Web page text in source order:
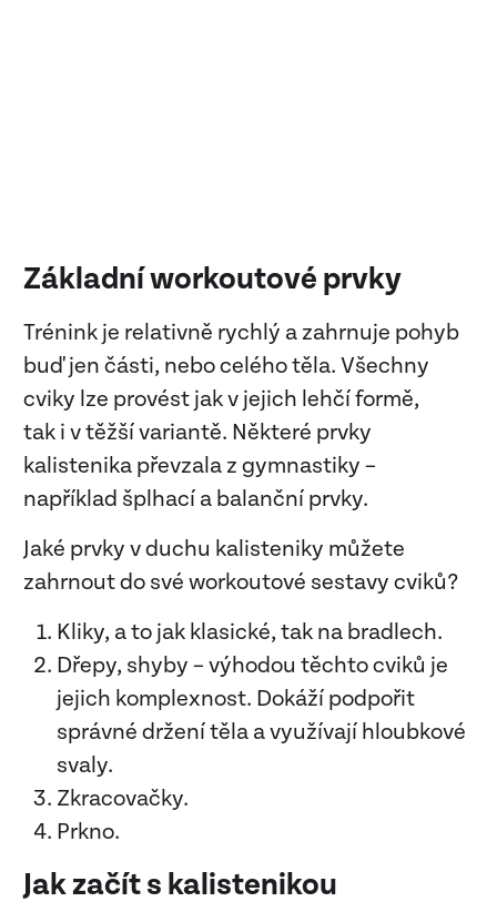
Základní workoutové prvky
Trénink je relativně rychlý a zahrnuje pohyb
buď jen části, nebo celého těla. Všechny
cviky lze provést jak v jejich lehčí formě,
tak i v těžší variantě. Některé prvky
kalistenika převzala z gymnastiky –
například šplhací a balanční prvky.
Jaké prvky v duchu kalisteniky můžete
zahrnout do své workoutové sestavy cviků?
Kliky, a to jak klasické, tak na bradlech.
Dřepy, shyby – výhodou těchto cviků je
jejich komplexnost. Dokáží podpořit
správné držení těla a využívají hloubkové
svaly.
Zkracovačky.
Prkno.
Jak začít s kalistenikou